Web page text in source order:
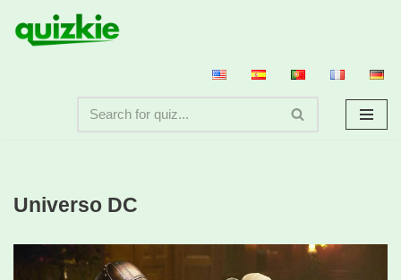
Saltar
Universo DC